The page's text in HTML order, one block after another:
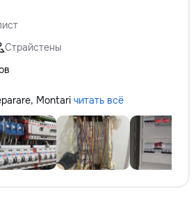
ваш
Страйстены
Montari читать всё